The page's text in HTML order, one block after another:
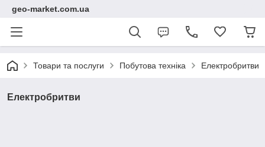
geo-market.com.ua
Товари та послуги Побутова техніка Електробритви
Електробритви